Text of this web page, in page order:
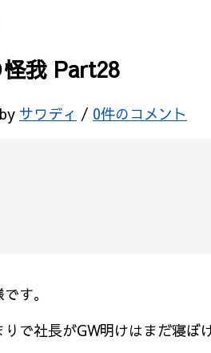
我 Part28
by サワディ / 0件のコメント
す。
で社長がGW明けはまだ寝ぼ